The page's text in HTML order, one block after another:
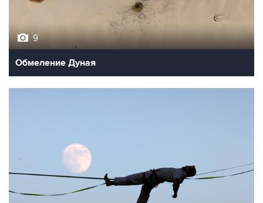
9
Обмеление Дуная